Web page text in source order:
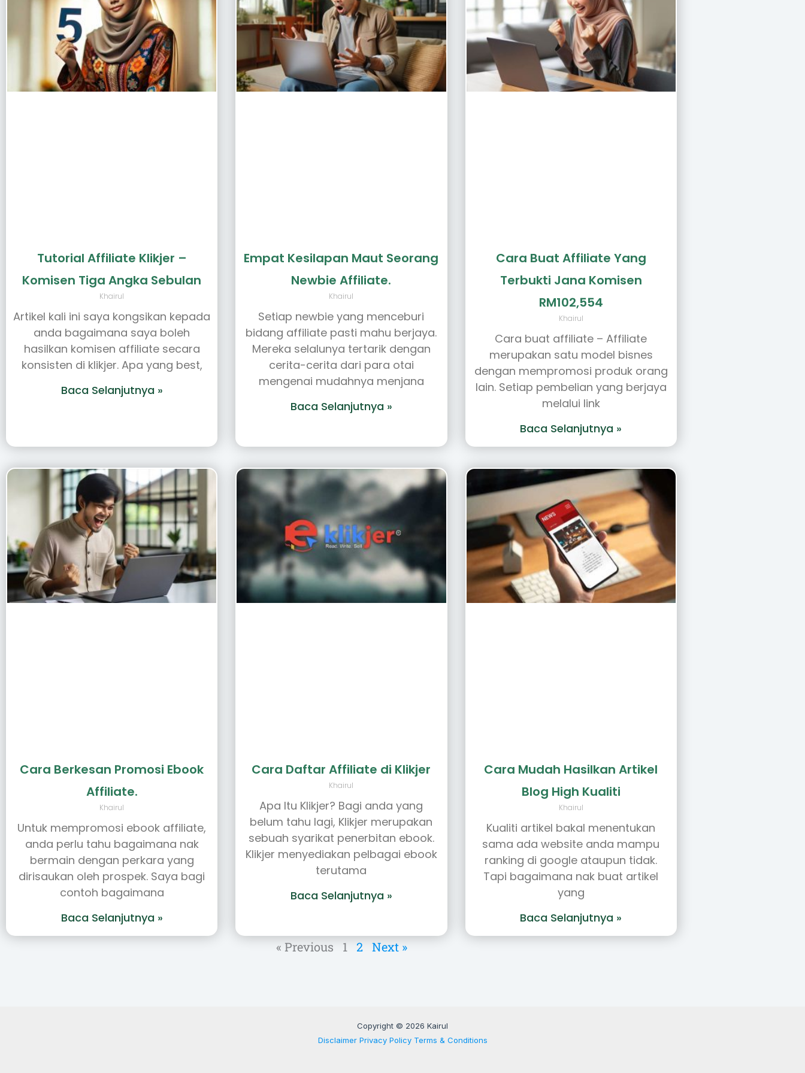
Tutorial Affiliate Klikjer –
Komisen Tiga Angka Sebulan
Khairul
Artikel kali ini saya kongsikan kepada
anda bagaimana saya boleh
hasilkan komisen affiliate secara
konsisten di klikjer. Apa yang best,
Baca Selanjutnya »
Empat Kesilapan Maut Seorang
Newbie Affiliate.
Khairul
Setiap newbie yang menceburi
bidang affiliate pasti mahu berjaya.
Mereka selalunya tertarik dengan
cerita-cerita dari para otai
mengenai mudahnya menjana
Baca Selanjutnya »
Cara Buat Affiliate Yang
Terbukti Jana Komisen
RM102,554
Khairul
Cara buat affiliate – Affiliate
merupakan satu model bisnes
dengan mempromosi produk orang
lain. Setiap pembelian yang berjaya
melalui link
Baca Selanjutnya »
Cara Berkesan Promosi Ebook
Affiliate.
Khairul
Untuk mempromosi ebook affiliate,
anda perlu tahu bagaimana nak
bermain dengan perkara yang
dirisaukan oleh prospek. Saya bagi
contoh bagaimana
Baca Selanjutnya »
Cara Daftar Affiliate di Klikjer
Khairul
Apa Itu Klikjer? Bagi anda yang
belum tahu lagi, Klikjer merupakan
sebuah syarikat penerbitan ebook.
Klikjer menyediakan pelbagai ebook
terutama
Baca Selanjutnya »
Cara Mudah Hasilkan Artikel
Blog High Kualiti
Khairul
Kualiti artikel bakal menentukan
sama ada website anda mampu
ranking di google ataupun tidak.
Tapi bagaimana nak buat artikel
yang
Baca Selanjutnya »
« Previous
g
e
1
g
e
2 Next »
Copyright © 2026 Kairul
Disclaimer Privacy Policy Terms & Conditions